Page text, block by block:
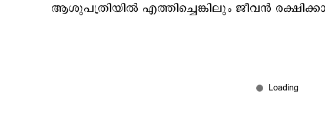
ആശുപത്രിയിൽ എത്തിച്ചെങ്കിലും ജീവന്‍